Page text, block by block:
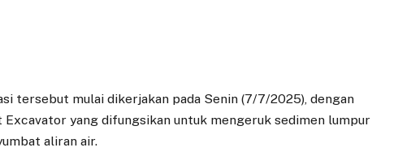
tersebut mulai dikerjakan pada Senin (7/7/2025), dengan
yang difungsikan untuk mengeruk sedimen lumpur
aliran air.